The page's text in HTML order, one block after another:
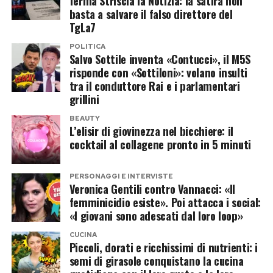
entrano nel discorso con la stessa naturalezza
con cui entrano le canzoni. E quando le chiedono
di Elodie e Franceska, non prova neppure a
restare nel mezzo.
La risposta è chiarissima: l’amore non dovrebbe
essere il problema. Il problema, semmai, è tutto
il rumore che ancora riesce a scatenare.
quantificabile.
Dal Cenacolo alla gondola: il Grand
Tour di J.Lo
A Milano, Jennifer Lopez ha visitato il Cenacolo
accompagnata dal direttore della Pinacoteca di
basta a salvare il falso direttore del
TgLa7
POLITICA
Salvo Sottile inventa «Contucci», il M5S
risponde con «Sottiloni»: volano insulti
tra il conduttore Rai e i parlamentari
grillini
BEAUTY
L’elisir di giovinezza nel bicchiere: il
cocktail al collagene pronto in 5 minuti
PERSONAGGI E INTERVISTE
Veronica Gentili contro Vannacci: «Il
femminicidio esiste». Poi attacca i social:
«I giovani sono adescati dal loro loop»
CUCINA
Piccoli, dorati e ricchissimi di nutrienti: i
semi di girasole conquistano la cucina